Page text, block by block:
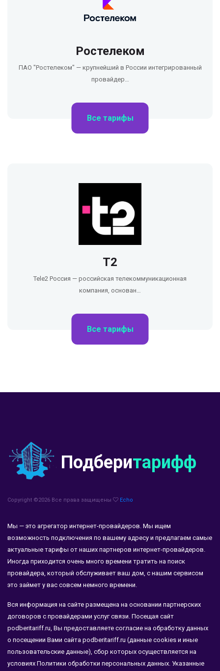
Ростелеком
ПАО "Ростелеком" — крупнейший в России интегрированный
провайдер…
Все тарифы
Т2
Tele2 Россия — российская телекоммуникационная
компания, основан…
Все тарифы
Подберитарифф
Copyright ©2026 Все права защищены Echo
Мы — это агрегатор интернет-провайдеров. Мы ищем
возможность подключения по вашему адресу и предлагаем самые
актуальные тарифы от наших партнеров интернет-провайдеров.
Иногда приходится очень много времени тратить на поиск
провайдера, который обслуживает ваш дом, с нашим сервисом
это займет у вас совсем немного времени.
Вся информация на сайте размещена на основании партнерских
договоров с провайдерами услуг связи. Посещая сайт
podberitariff.ru, Вы предоставляете согласие на обработку данных
о посещении Вами сайта podberitariff.ru (данные cookies и иные
пользовательские данные), сбор которых осуществляется на
условиях Политики обработки персональных данных. Указанные